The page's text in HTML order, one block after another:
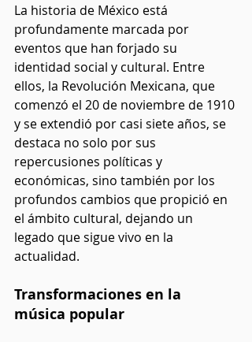
La historia de México está
profundamente marcada por
eventos que han forjado su
identidad social y cultural. Entre
ellos, la Revolución Mexicana, que
comenzó el 20 de noviembre de 1910
y se extendió por casi siete años, se
destaca no solo por sus
repercusiones políticas y
económicas, sino también por los
profundos cambios que propició en
el ámbito cultural, dejando un
legado que sigue vivo en la
actualidad.
Transformaciones en la
música popular